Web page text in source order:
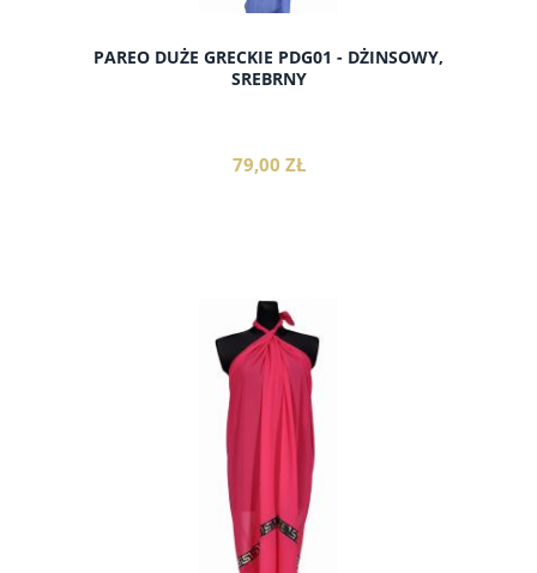
PAREO DUŻE GRECKIE PDG01 - DŻINSOWY,
SREBRNY
79,00 ZŁ
do koszyka